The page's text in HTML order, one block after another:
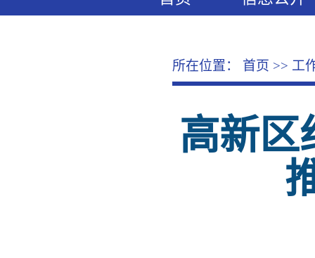
所在位置： 首页 >> 工
高新区